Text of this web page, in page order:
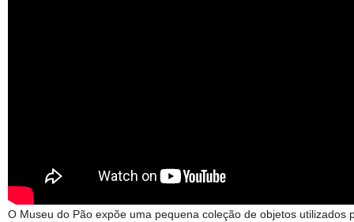
O Museu do Pão expõe uma pequena coleção de objetos utilizados